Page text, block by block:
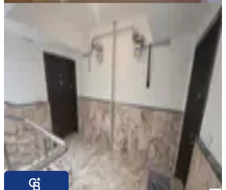
3+1 Ara Kat Güney Doğu Cephe
Çankaya, Huzur Mahallesi
125 m²
7.250.000 ₺
COLDWELL BANKER JOVEN GAYRİMENKUL
BURAK
ATİLA
Ara